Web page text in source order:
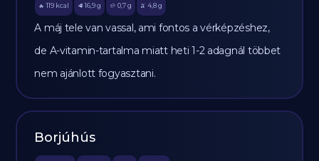
🔥 119 kcal 🥩 16,9 g 🥔 0,7g 🫒 4,8 g
A máj tele van vassal, ami fontos a vérképzéshez,
de A-vitamin-tartalma miatt heti 1-2 adagnál többet
nem ajánlott fogyasztani.
Borjúhús